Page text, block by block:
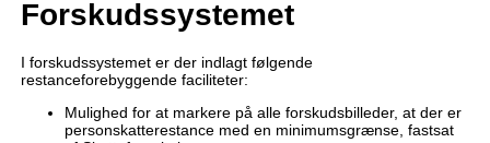
Forskudssystemet
I forskudssystemet er der indlagt følgende
restanceforebyggende faciliteter:
Mulighed for at markere på alle forskudsbilleder, at der er
personskatterestance med en minimumsgrænse, fastsat